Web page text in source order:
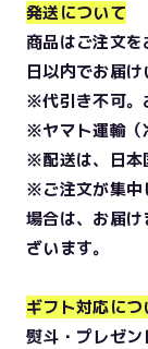
発送について
商品はご注文
日以内でお届け
※代引き不可。
※ヤマト運輸（
※配送は、日本
※ご注文が集中
場合は、お届
ざいます。
ギフト対応につ
熨斗・プレゼ